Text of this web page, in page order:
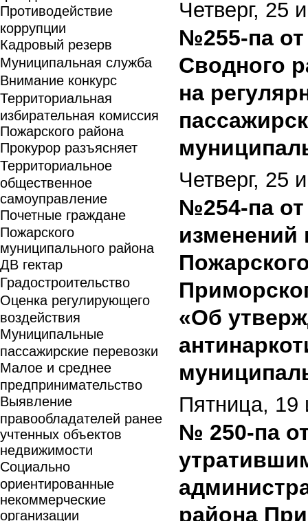
Противодействие
коррупции
Кадровый резерв
Муниципальная служба
Внимание конкурс
Территориальная
избирательная комиссия
Пожарского района
Прокурор разъясняет
Территориальное
общественное
самоуправление
Почетные граждане
Пожарского
муниципального района
ДВ гектар
Градостроительство
Оценка регулирующего
воздействия
Муниципальные
пассажирские перевозки
Малое и среднее
предпринимательство
Выявление
правообладателей ранее
учтенных объектов
недвижимости
Социально
ориентированные
некоммерческие
организации
Четверг, 25
№255-па от
Сводного
на
Четверг, 25
№254-па от
изменений
«Об
Пятница, 19
№ 250-па
района